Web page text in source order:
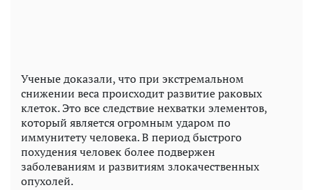
Ученые доказали, что при экстремальном
снижении веса происходит развитие раковых
клеток. Это все следствие нехватки элементов,
который является огромным ударом по
иммунитету человека. В период быстрого
похудения человек более подвержен
заболеваниям и развитиям злокачественных
опухолей.